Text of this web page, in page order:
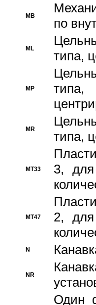
MB
по
ML
типа,
MP
MR
типа,
MT33
3, для
MT47
2, для
N
NR
Один